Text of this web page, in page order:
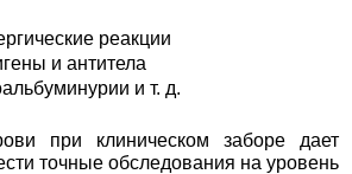
реакции
и антитела
и т. д.
при клиническом заборе дает
точные обследования на уровень